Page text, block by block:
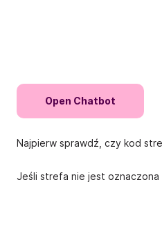
Open Chatbot
Najpierw sprawdź, czy kod
Jeśli strefa nie jest oznaczona